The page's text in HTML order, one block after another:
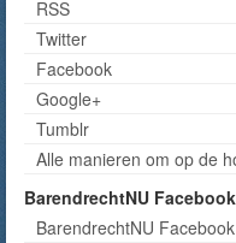
RSS
Twitter
Facebook
Google+
Tumblr
Alle manieren om op de
BarendrechtNU
BarendrechtNU Facebook